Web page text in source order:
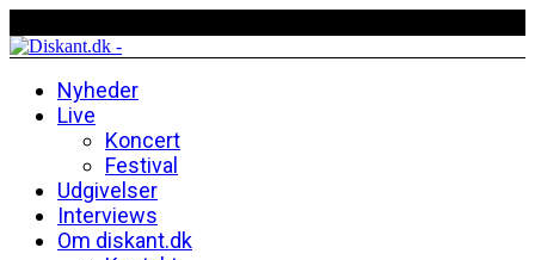
Nyheder
Live
Koncert
Festival
Udgivelser
Interviews
Om diskant.dk